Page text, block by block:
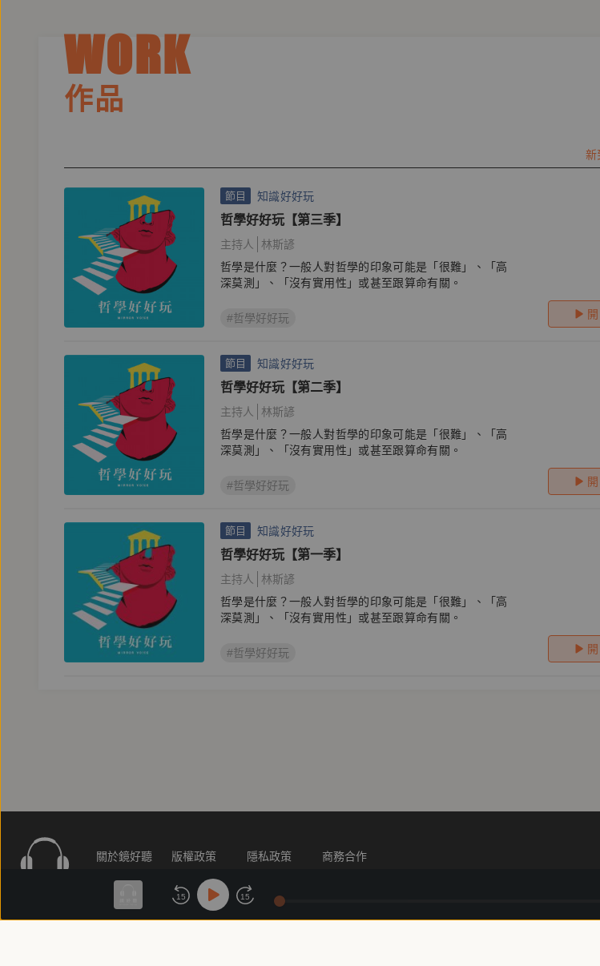
WORK
作品
新
節目 知識好好玩
哲學好好玩【第三季】
主持人
林斯諺
哲學是什麼？一般人對哲學的印象可能是「很難」、「高
深莫測」、「沒有實用性」或甚至跟算命有關。
#哲學好好玩
節目 知識好好玩
哲學好好玩【第二季】
主持人
林斯諺
哲學是什麼？一般人對哲學的印象可能是「很難」、「高
深莫測」、「沒有實用性」或甚至跟算命有關。
#哲學好好玩
節目 知識好好玩
哲學好好玩【第一季】
主持人
林斯諺
哲學是什麼？一般人對哲學的印象可能是「很難」、「高
深莫測」、「沒有實用性」或甚至跟算命有關。
#哲學好好玩
關於鏡好聽 版權政策 隱私政策 商務合作
會員條款 常見問題
15 15